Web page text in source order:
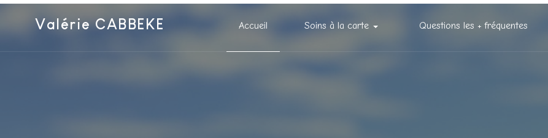
Valérie CABBEKE Accueil Soins à la carte Questions les + fréquentes